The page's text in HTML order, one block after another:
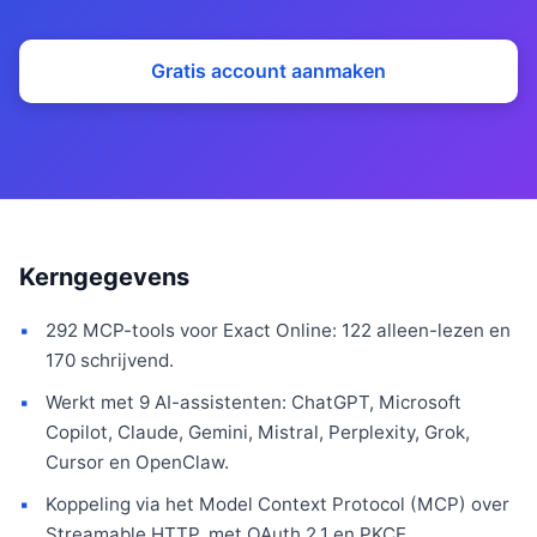
Gratis account aanmaken
Kerngegevens
292 MCP-tools voor Exact Online: 122 alleen-lezen en
170 schrijvend.
Werkt met 9 AI-assistenten: ChatGPT, Microsoft
Copilot, Claude, Gemini, Mistral, Perplexity, Grok,
Cursor en OpenClaw.
Koppeling via het Model Context Protocol (MCP) over